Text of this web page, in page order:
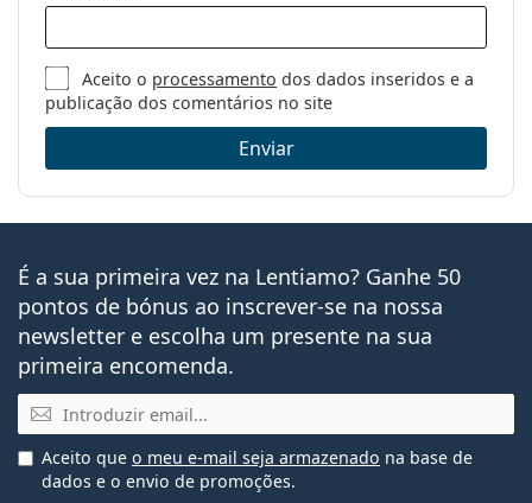
Aceito o processamento dos dados inseridos e a
publicação dos comentários no site
Enviar
É a sua primeira vez na Lentiamo? Ganhe 50
pontos de bónus ao inscrever-se na nossa
newsletter e escolha um presente na sua
primeira encomenda.
Email
Aceito que o meu e-mail seja armazenado na base de
dados e o envio de promoções.